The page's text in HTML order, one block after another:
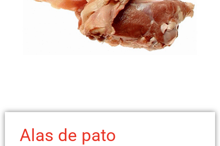
Alas de pato